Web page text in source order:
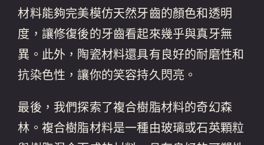
材料能夠完美模仿天然牙齒的顏色和透明
度，讓修復後的牙齒看起來幾乎與真牙無
異。此外，陶瓷材料還具有良好的耐磨性和
抗染色性，讓你的笑容持久閃亮。
最後，我們探索了複合樹脂材料的奇幻森
林。複合樹脂材料是一種由玻璃或石英顆粒